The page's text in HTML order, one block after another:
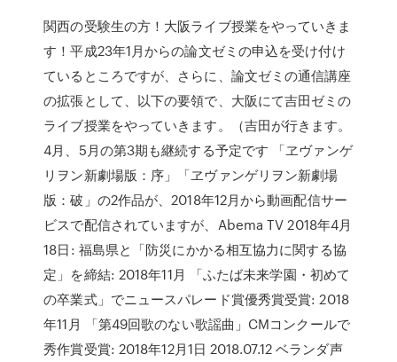
関西の受験生の方！大阪ライブ授業をやっていきま
す！平成23年1月からの論文ゼミの申込を受け付け
ているところですが、さらに、論文ゼミの通信講座
の拡張として、以下の要領で、大阪にて吉田ゼミの
ライブ授業をやっていきます。（吉田が行きます。
4月、5月の第3期も継続する予定です 「ヱヴァンゲ
リヲン新劇場版：序」「ヱヴァンゲリヲン新劇場
版：破」の2作品が、2018年12月から動画配信サー
ビスで配信されていますが、Abema TV 2018年4月
18日: 福島県と「防災にかかる相互協力に関する協
定」を締結: 2018年11月 「ふたば未来学園・初めて
の卒業式」でニュースパレード賞優秀賞受賞: 2018
年11月 「第49回歌のない歌謡曲」CMコンクールで
秀作賞受賞: 2018年12月1日 2018.07.12 ベランダ声